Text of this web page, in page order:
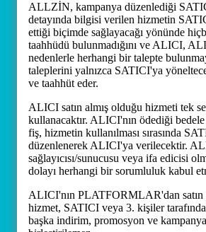
ALLZİN, kampanya düzenlediği
detayında bilgisi verilen hizmetin
ettiği biçimde sağlayacağı yönünde
taahhüdü bulunmadığını ve ALICI,
nedenlerle herhangi bir talepte
taleplerini yalnızca SATICI'ya
ve taahhüt eder.
ALICI satın almış olduğu hizmeti tek
kullanacaktır. ALICI'nın ödediği
fiş, hizmetin kullanılması sırasında
düzenlenerek ALICI'ya verilecektir.
sağlayıcısı/sunucusu veya ifa edicisi
dolayı herhangi bir sorumluluk kabul
ALICI'nın PLATFORMLAR'dan satın
hizmet, SATICI veya 3. kişiler
başka indirim, promosyon ve